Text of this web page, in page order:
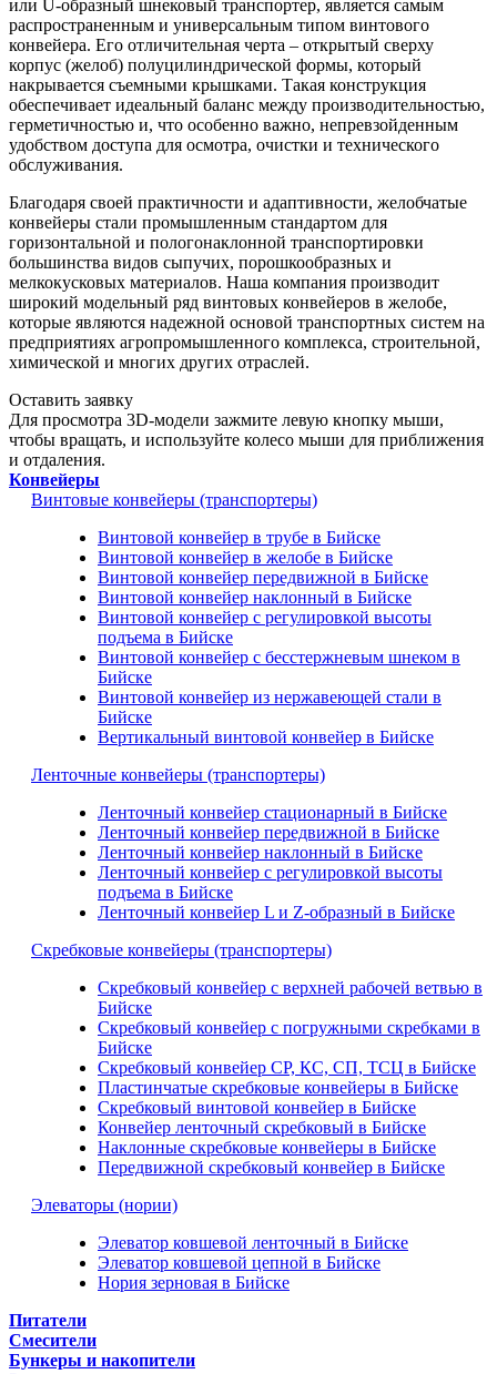
или U-образный шнековый транспортер, является самым
распространенным и универсальным типом винтового
конвейера. Его отличительная черта – открытый сверху
корпус (желоб) полуцилиндрической формы, который
накрывается съемными крышками. Такая конструкция
обеспечивает идеальный баланс между производительностью,
герметичностью и, что особенно важно, непревзойденным
удобством доступа для осмотра, очистки и технического
обслуживания.
Благодаря своей практичности и адаптивности, желобчатые
конвейеры стали промышленным стандартом для
горизонтальной и пологонаклонной транспортировки
большинства видов сыпучих, порошкообразных и
мелкокусковых материалов. Наша компания производит
широкий модельный ряд винтовых конвейеров в желобе,
которые являются надежной основой транспортных систем на
предприятиях агропромышленного комплекса, строительной,
химической и многих других отраслей.
Оставить заявку
Для просмотра 3D-модели зажмите левую кнопку мыши,
чтобы вращать, и используйте колесо мыши для приближения
и отдаления.
Конвейеры
Винтовые конвейеры (транспортеры)
Винтовой конвейер в трубе в Бийске
Винтовой конвейер в желобе в Бийске
Винтовой конвейер передвижной в Бийске
Винтовой конвейер наклонный в Бийске
Винтовой конвейер с регулировкой высоты
подъема в Бийске
Винтовой конвейер с бесстержневым шнеком в
Бийске
Винтовой конвейер из нержавеющей стали в
Бийске
Вертикальный винтовой конвейер в Бийске
Ленточные конвейеры (транспортеры)
Ленточный конвейер стационарный в Бийске
Ленточный конвейер передвижной в Бийске
Ленточный конвейер наклонный в Бийске
Ленточный конвейер с регулировкой высоты
подъема в Бийске
Ленточный конвейер L и Z-образный в Бийске
Скребковые конвейеры (транспортеры)
Скребковый конвейер с верхней рабочей ветвью в
Бийске
Скребковый конвейер с погружными скребками в
Бийске
Скребковый конвейер СР, КС, СП, ТСЦ в Бийске
Пластинчатые скребковые конвейеры в Бийске
Скребковый винтовой конвейер в Бийске
Конвейер ленточный скребковый в Бийске
Наклонные скребковые конвейеры в Бийске
Передвижной скребковый конвейер в Бийске
Элеваторы (нории)
Элеватор ковшевой ленточный в Бийске
Элеватор ковшевой цепной в Бийске
Нория зерновая в Бийске
Питатели
Смесители
Бункеры и накопители